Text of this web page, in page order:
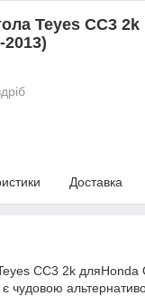
Teyes CC3 2k
Доставка
CC3 2k дляHonda
чудовою